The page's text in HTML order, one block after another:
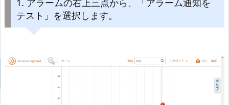
1. アラームの右上三点から、「アラーム通知を
テスト」を選択します。